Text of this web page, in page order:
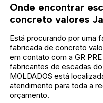
Onde encontrar
concreto valores
Está procurando por uma
fabricada de concreto
em contato com a GR
fabricantes de escadas
MOLDADOS está
atendimento para toda a
orçamento.